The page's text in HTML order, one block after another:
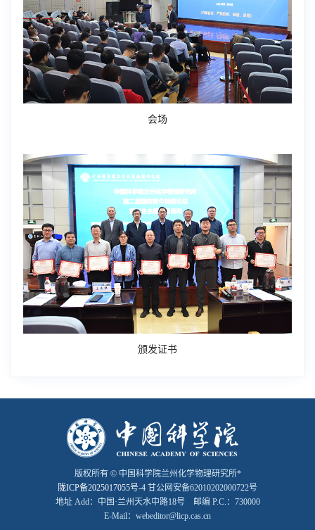
会场
颁发证书
版权所有 © 中国科学院兰州化学物理研究所*
陇ICP备2025017055号-4 甘公网安备62010202000722号
地址 Add：中国·兰州天水中路18号 邮编 P.C.：730000
E-Mail：webeditor@licp.cas.cn